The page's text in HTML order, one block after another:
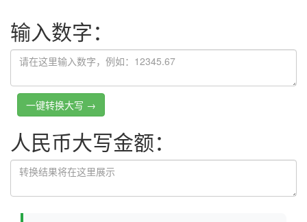
输入数字：
人民币大写金额：